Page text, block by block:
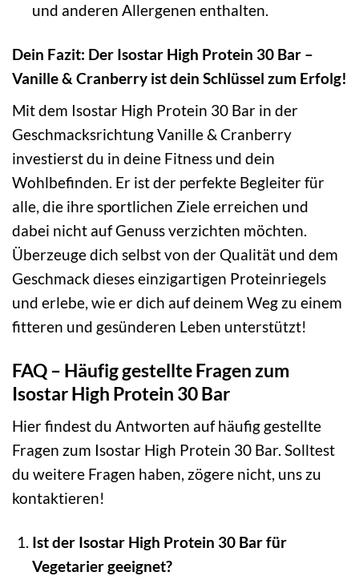
und anderen Allergenen enthalten.
Dein Fazit: Der Isostar High Protein 30 Bar –
Vanille & Cranberry ist dein Schlüssel zum Erfolg!
Mit dem Isostar High Protein 30 Bar in der
Geschmacksrichtung Vanille & Cranberry
investierst du in deine Fitness und dein
Wohlbefinden. Er ist der perfekte Begleiter für
alle, die ihre sportlichen Ziele erreichen und
dabei nicht auf Genuss verzichten möchten.
Überzeuge dich selbst von der Qualität und dem
Geschmack dieses einzigartigen Proteinriegels
und erlebe, wie er dich auf deinem Weg zu einem
fitteren und gesünderen Leben unterstützt!
FAQ – Häufig gestellte Fragen zum
Isostar High Protein 30 Bar
Hier findest du Antworten auf häufig gestellte
Fragen zum Isostar High Protein 30 Bar. Solltest
du weitere Fragen haben, zögere nicht, uns zu
kontaktieren!
Ist der Isostar High Protein 30 Bar für
Vegetarier geeignet?